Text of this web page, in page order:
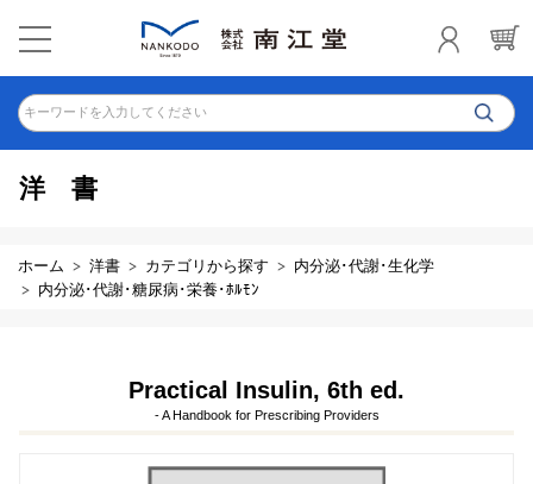
キーワードを入力してください
洋書
ホーム 洋書 カテゴリから探す
内分泌･代謝･生化学
内分泌･代謝･糖尿病･栄養･ﾎﾙﾓﾝ
Practical Insulin, 6th ed.
- A Handbook for Prescribing Providers